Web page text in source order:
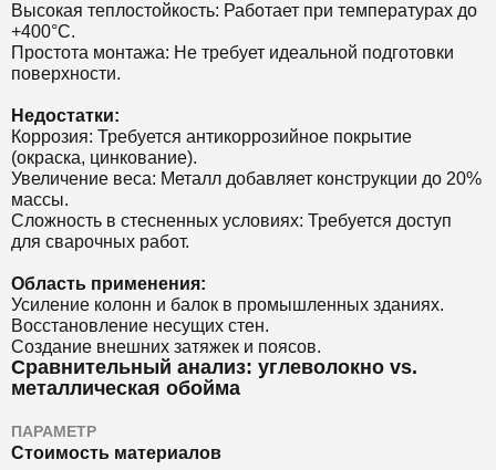
Высокая теплостойкость: Работает при температурах до
+400°C.
Простота монтажа: Не требует идеальной подготовки
поверхности.
Недостатки:
Коррозия: Требуется антикоррозийное покрытие
(окраска, цинкование).
Увеличение веса: Металл добавляет конструкции до 20%
массы.
Сложность в стесненных условиях: Требуется доступ
для сварочных работ.
Область применения:
Усиление колонн и балок в промышленных зданиях.
Восстановление несущих стен.
Создание внешних затяжек и поясов.
Сравнительный анализ: углеволокно vs.
металлическая обойма
ПАРАМЕТР
Стоимость материалов